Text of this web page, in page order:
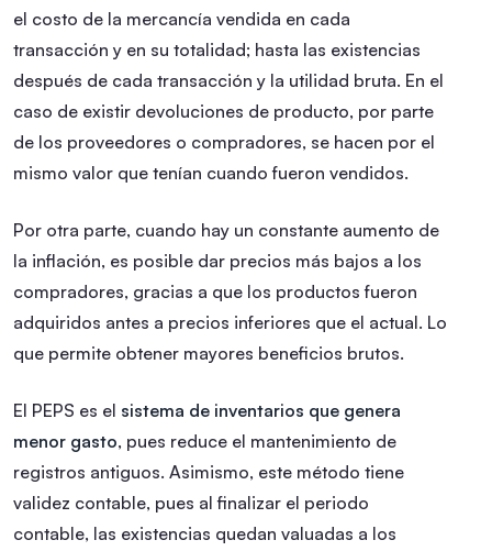
el costo de la mercancía vendida en cada
transacción y en su totalidad; hasta las existencias
después de cada transacción y la utilidad bruta. En el
caso de existir devoluciones de producto, por parte
de los proveedores o compradores, se hacen por el
mismo valor que tenían cuando fueron vendidos.
Por otra parte, cuando hay un constante aumento de
la inflación, es posible dar precios más bajos a los
compradores, gracias a que los productos fueron
adquiridos antes a precios inferiores que el actual. Lo
que permite obtener mayores beneficios brutos.
El PEPS es el sistema de inventarios que genera
menor gasto, pues reduce el mantenimiento de
registros antiguos. Asimismo, este método tiene
validez contable, pues al finalizar el periodo
contable, las existencias quedan valuadas a los